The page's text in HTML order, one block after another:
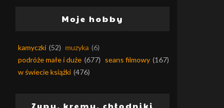
Moje hobby
kamyczki (52) muzyka (6)
podróże małe i duże (677) seans filmowy (167)
w świecie książki (476)